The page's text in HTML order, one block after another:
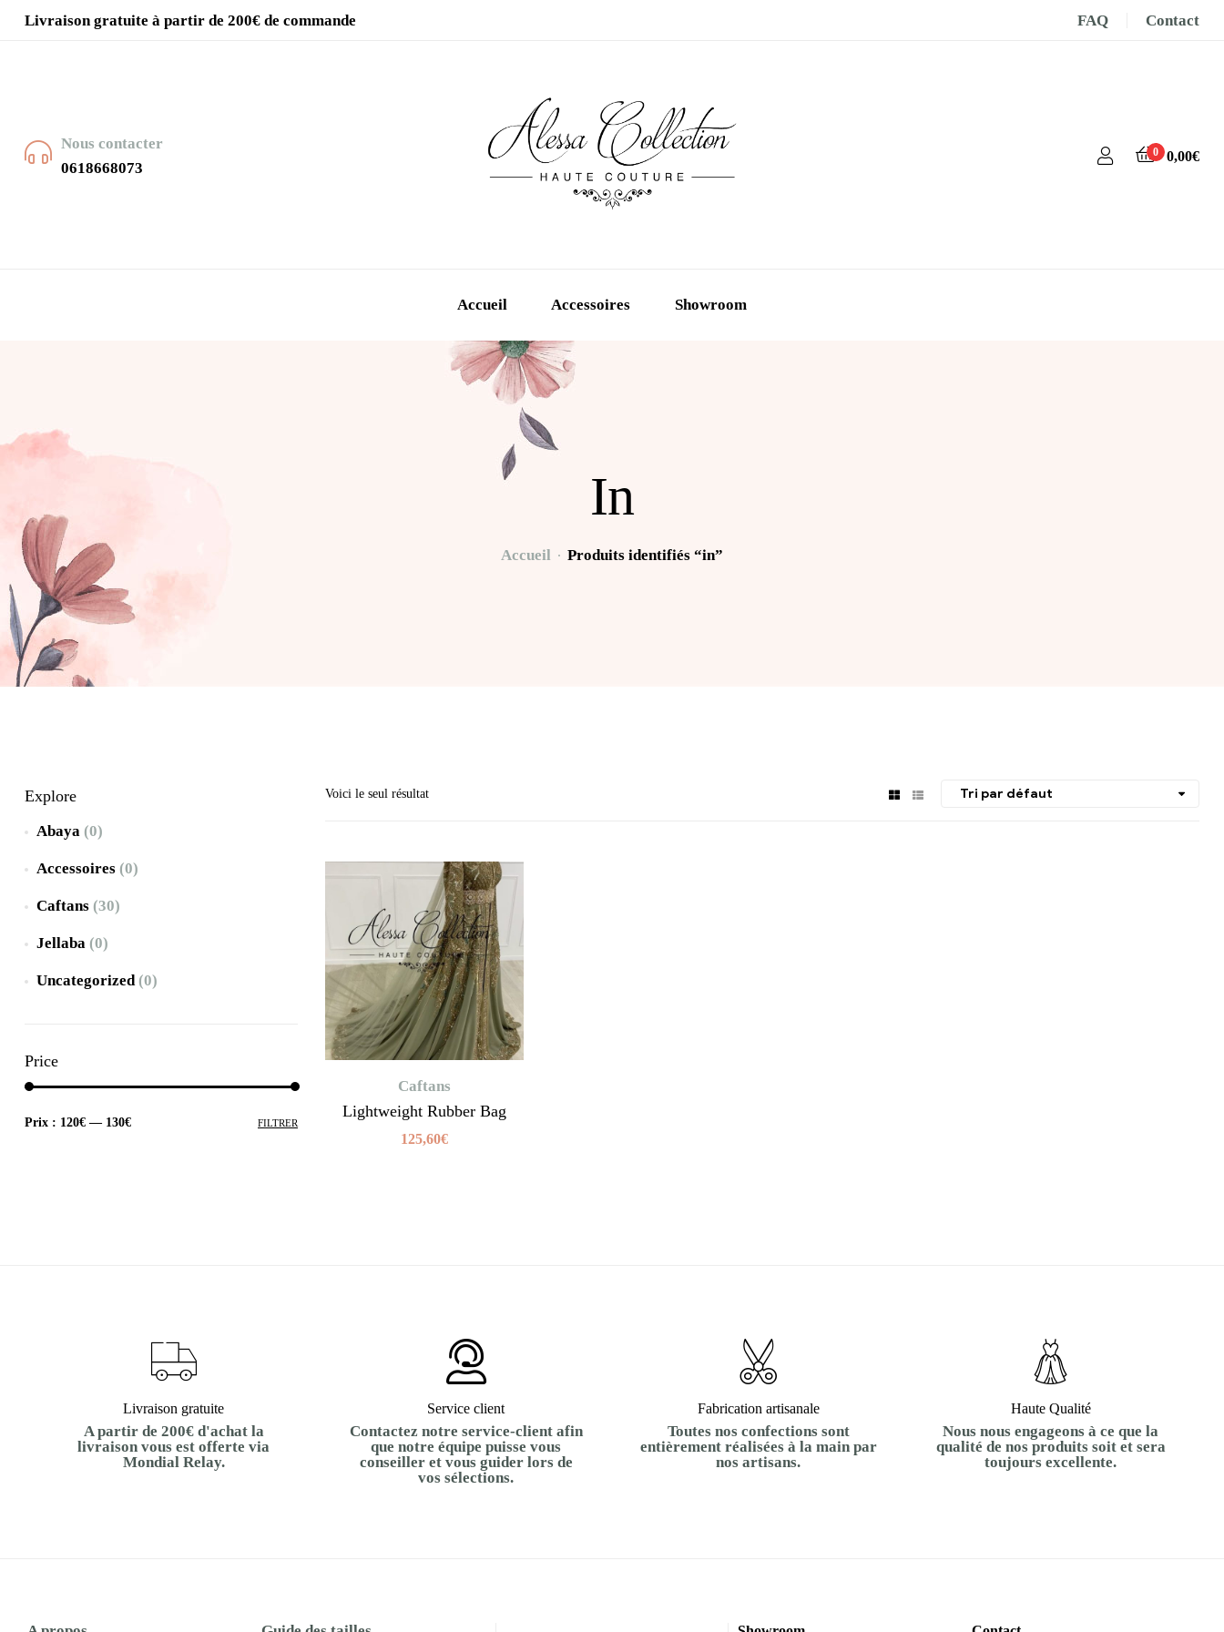
Livraison gratuite à partir de 200€ de commande FAQ Contact
Nous contacter
0618668073
0 0,00€
Accueil Accessoires Showroom
In
Accueil Produits identifiés “in”
Voici le seul résultat
Caftans
Lightweight Rubber Bag
125,60€
Explore
Abaya (0)
Accessoires (0)
Caftans (30)
Jellaba (0)
Uncategorized (0)
Price
FILTRER
Prix : 120€ — 130€
Livraison gratuite
A partir de 200€ d'achat la
livraison vous est offerte via
Mondial Relay.
Service client
Contactez notre service-client afin
que notre équipe puisse vous
conseiller et vous guider lors de
vos sélections.
Fabrication artisanale
Toutes nos confections sont
entièrement réalisées à la main par
nos artisans.
Haute Qualité
Nous nous engageons à ce que la
qualité de nos produits soit et sera
toujours excellente.